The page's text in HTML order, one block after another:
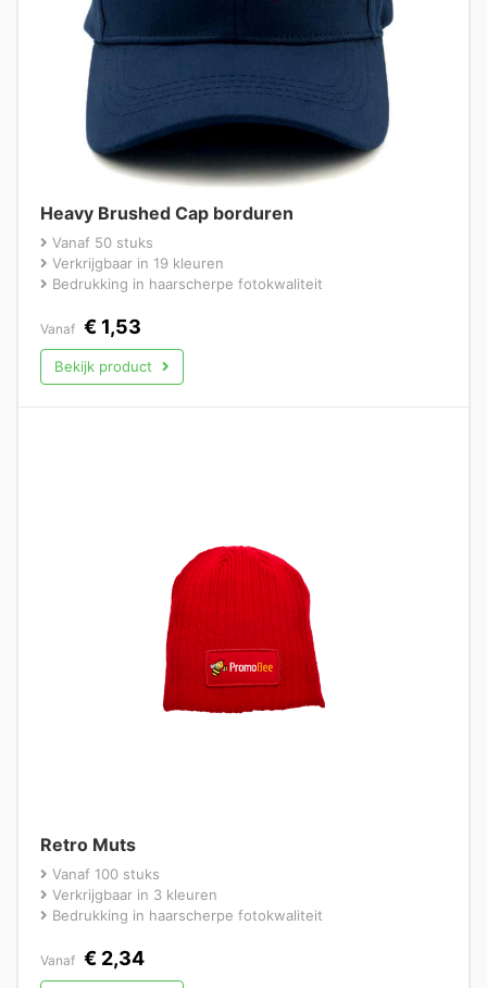
Heavy Brushed Cap borduren
Vanaf 50 stuks
Verkrijgbaar in 19 kleuren
Bedrukking in haarscherpe fotokwaliteit
Vanaf € 1,53
Bekijk product
Retro Muts
Vanaf 100 stuks
Verkrijgbaar in 3 kleuren
Bedrukking in haarscherpe fotokwaliteit
Vanaf € 2,34